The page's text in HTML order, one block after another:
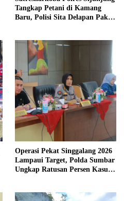
Tangkap Petani di Kamang
Baru, Polisi Sita Delapan Paket
Operasi Pekat Singgalang 2026
Lampaui Target, Polda Sumbar
Ungkap Ratusan Persen Kasus